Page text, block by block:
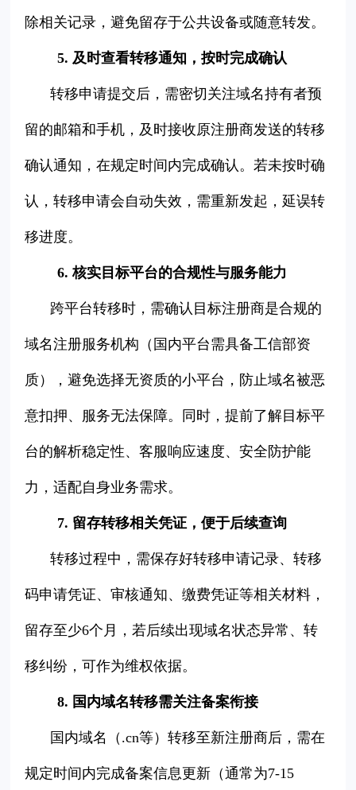
除相关记录，避免留存于公共设备或随意转发。
5. 及时查看转移通知，按时完成确认
转移申请提交后，需密切关注域名持有者预
留的邮箱和手机，及时接收原注册商发送的转移
确认通知，在规定时间内完成确认。若未按时确
认，转移申请会自动失效，需重新发起，延误转
移进度。
6. 核实目标平台的合规性与服务能力
跨平台转移时，需确认目标注册商是合规的
域名注册服务机构（国内平台需具备工信部资
质），避免选择无资质的小平台，防止域名被恶
意扣押、服务无法保障。同时，提前了解目标平
台的解析稳定性、客服响应速度、安全防护能
力，适配自身业务需求。
7. 留存转移相关凭证，便于后续查询
转移过程中，需保存好转移申请记录、转移
码申请凭证、审核通知、缴费凭证等相关材料，
留存至少6个月，若后续出现域名状态异常、转
移纠纷，可作为维权依据。
8. 国内域名转移需关注备案衔接
国内域名（.cn等）转移至新注册商后，需在
规定时间内完成备案信息更新（通常为7-15